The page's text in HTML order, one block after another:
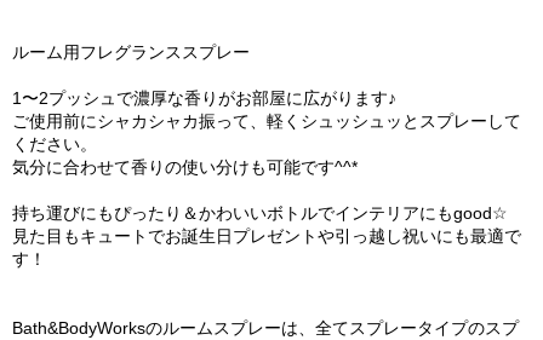
ルーム用フレグランススプレー
1〜2プッシュで濃厚な香りがお部屋に広がります♪
ご使用前にシャカシャカ振って、軽くシュッシュッとスプレーして
ください。
気分に合わせて香りの使い分けも可能です^^*
持ち運びにもぴったり＆かわいいボトルでインテリアにもgood☆
見た目もキュートでお誕生日プレゼントや引っ越し祝いにも最適で
す！
Bath&BodyWorksのルームスプレーは、全てスプレータイプのスプ